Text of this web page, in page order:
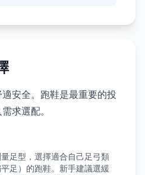
安全。跑鞋是最重要的投
求選配。
足型，選擇適合自己足弓類
足）的跑鞋。新手建議選緩